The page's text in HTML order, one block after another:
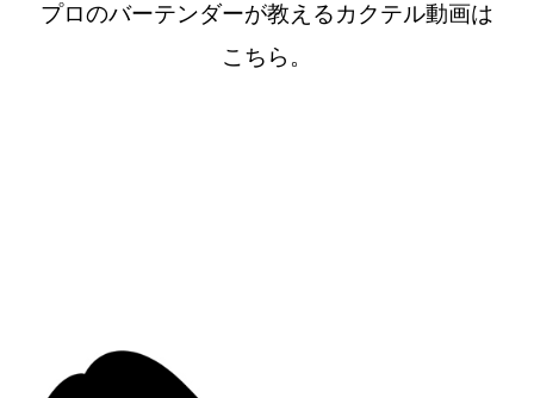
プロのバーテンダーが教えるカクテル動画は
こちら。